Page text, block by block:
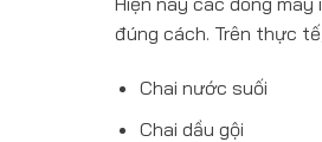
đúng cách. Trên thực
Chai nước suối
Chai dầu gội